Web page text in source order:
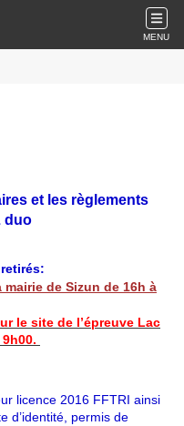
MENU
et les règlements
duo
mairie de Sizun de 16h à
le site de l’épreuve Lac
licence 2016 FFTRI ainsi
d’identité, permis de